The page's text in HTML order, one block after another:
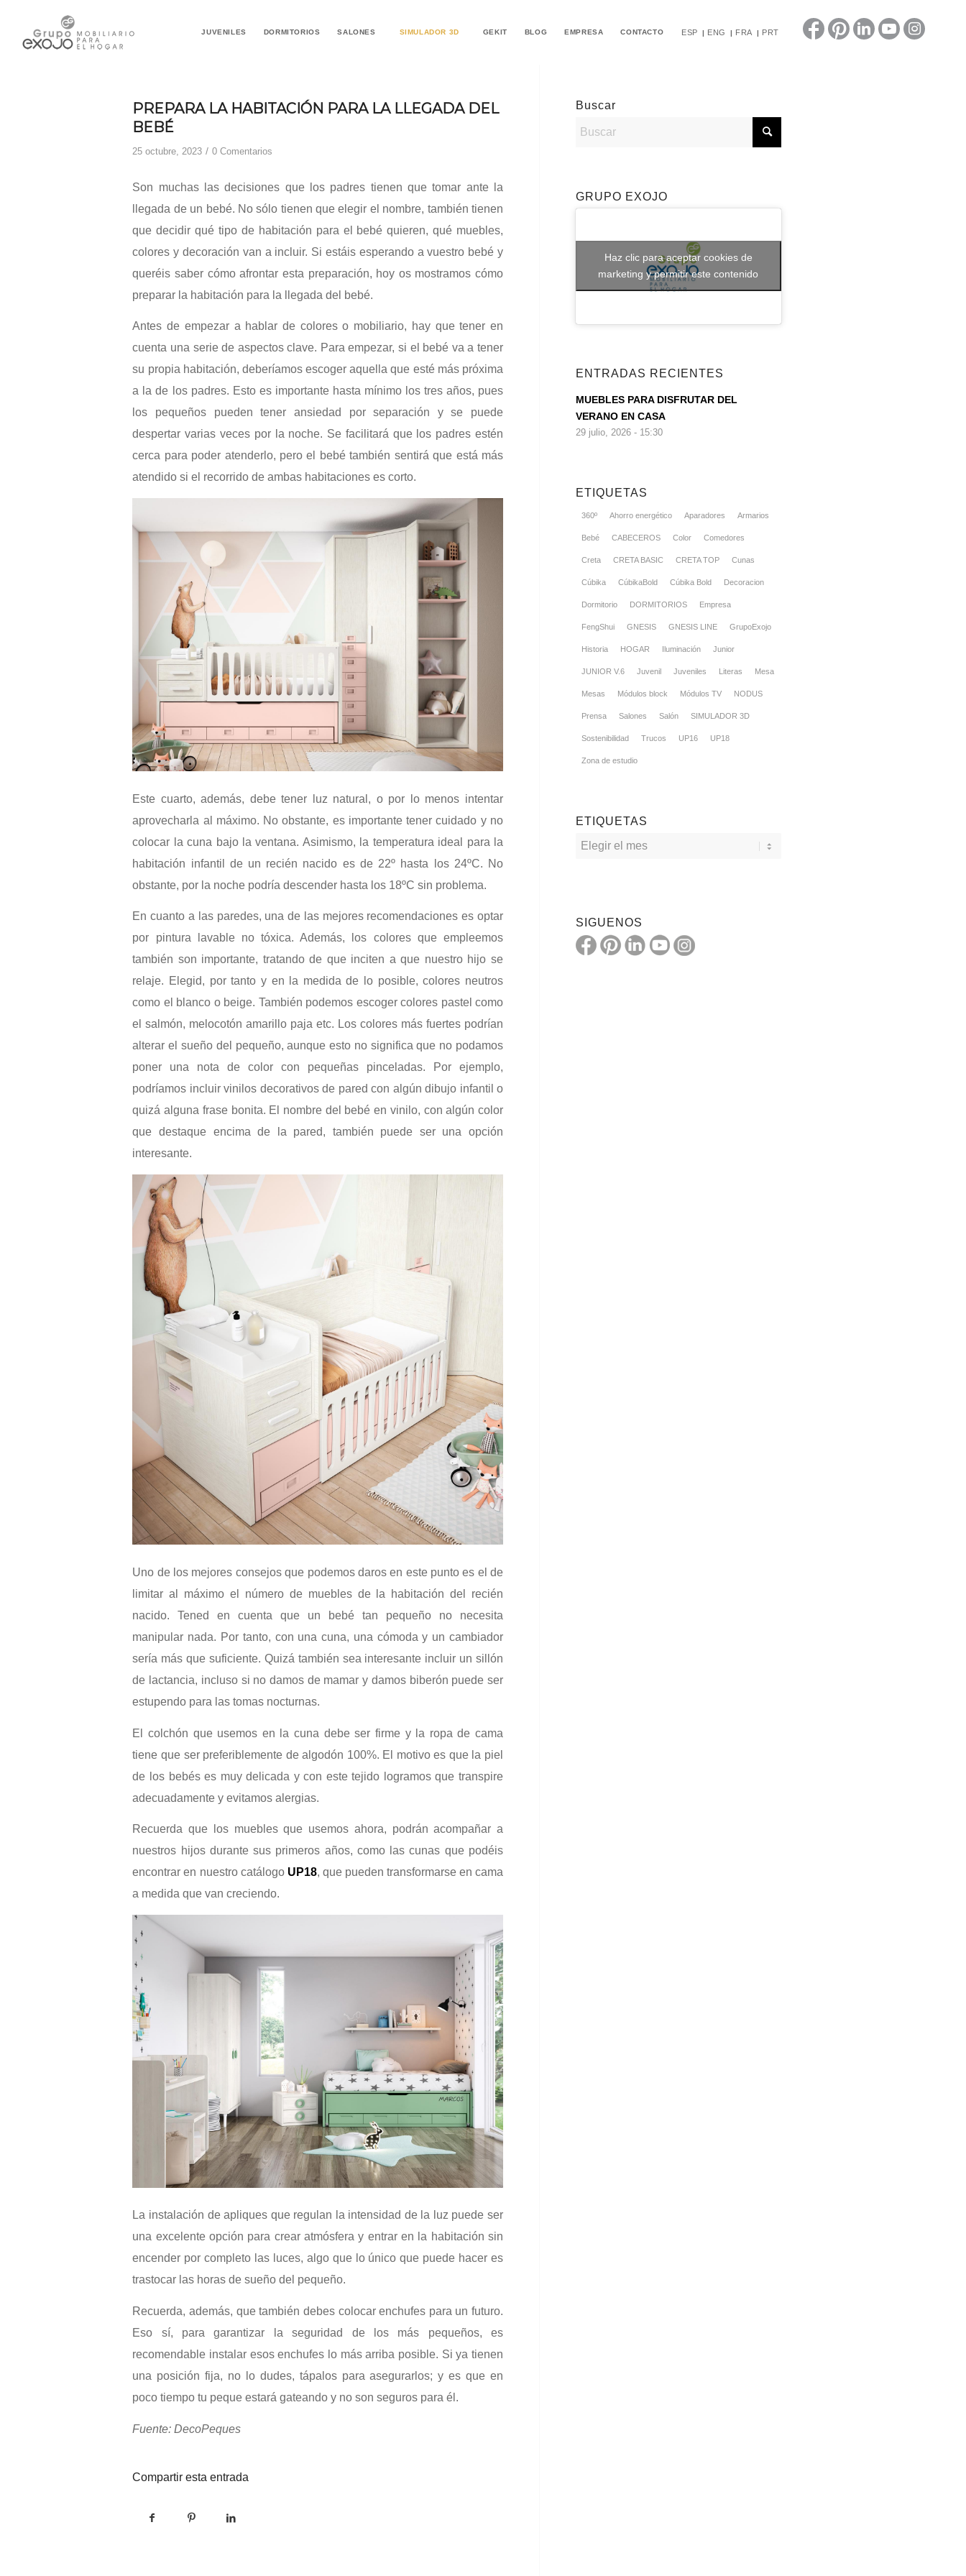
JUVENILES DORMITORIOS SALONES SIMULADOR 3D GEKIT BLOG EMPRESA CONTACTO ESP ENG FRA PRT
PREPARA LA HABITACIÓN PARA LA LLEGADA DEL
BEBÉ
25 octubre, 2023 / 0 Comentarios
Son muchas las decisiones que los padres tienen que tomar ante la
llegada de un bebé. No sólo tienen que elegir el nombre, también tienen
que decidir qué tipo de habitación para el bebé quieren, qué muebles,
colores y decoración van a incluir. Si estáis esperando a vuestro bebé y
queréis saber cómo afrontar esta preparación, hoy os mostramos cómo
preparar la habitación para la llegada del bebé.
Antes de empezar a hablar de colores o mobiliario, hay que tener en
cuenta una serie de aspectos clave. Para empezar, si el bebé va a tener
su propia habitación, deberíamos escoger aquella que esté más próxima
a la de los padres. Esto es importante hasta mínimo los tres años, pues
los pequeños pueden tener ansiedad por separación y se puede
despertar varias veces por la noche. Se facilitará que los padres estén
cerca para poder atenderlo, pero el bebé también sentirá que está más
atendido si el recorrido de ambas habitaciones es corto.
Este cuarto, además, debe tener luz natural, o por lo menos intentar
aprovecharla al máximo. No obstante, es importante tener cuidado y no
colocar la cuna bajo la ventana. Asimismo, la temperatura ideal para la
habitación infantil de un recién nacido es de 22º hasta los 24ºC. No
obstante, por la noche podría descender hasta los 18ºC sin problema.
En cuanto a las paredes, una de las mejores recomendaciones es optar
por pintura lavable no tóxica. Además, los colores que empleemos
también son importante, tratando de que inciten a que nuestro hijo se
relaje. Elegid, por tanto y en la medida de lo posible, colores neutros
como el blanco o beige. También podemos escoger colores pastel como
el salmón, melocotón amarillo paja etc. Los colores más fuertes podrían
alterar el sueño del pequeño, aunque esto no significa que no podamos
poner una nota de color con pequeñas pinceladas. Por ejemplo,
podríamos incluir vinilos decorativos de pared con algún dibujo infantil o
quizá alguna frase bonita. El nombre del bebé en vinilo, con algún color
que destaque encima de la pared, también puede ser una opción
interesante.
Uno de los mejores consejos que podemos daros en este punto es el de
limitar al máximo el número de muebles de la habitación del recién
nacido. Tened en cuenta que un bebé tan pequeño no necesita
manipular nada. Por tanto, con una cuna, una cómoda y un cambiador
sería más que suficiente. Quizá también sea interesante incluir un sillón
de lactancia, incluso si no damos de mamar y damos biberón puede ser
estupendo para las tomas nocturnas.
El colchón que usemos en la cuna debe ser firme y la ropa de cama
tiene que ser preferiblemente de algodón 100%. El motivo es que la piel
de los bebés es muy delicada y con este tejido logramos que transpire
adecuadamente y evitamos alergias.
Recuerda que los muebles que usemos ahora, podrán acompañar a
nuestros hijos durante sus primeros años, como las cunas que podéis
encontrar en nuestro catálogo UP18, que pueden transformarse en cama
a medida que van creciendo.
La instalación de apliques que regulan la intensidad de la luz puede ser
una excelente opción para crear atmósfera y entrar en la habitación sin
encender por completo las luces, algo que lo único que puede hacer es
trastocar las horas de sueño del pequeño.
Recuerda, además, que también debes colocar enchufes para un futuro.
Eso sí, para garantizar la seguridad de los más pequeños, es
recomendable instalar esos enchufes lo más arriba posible. Si ya tienen
una posición fija, no lo dudes, tápalos para asegurarlos; y es que en
poco tiempo tu peque estará gateando y no son seguros para él.
Fuente: DecoPeques
Compartir esta entrada
Buscar
GRUPO EXOJO
Haz clic para aceptar cookies de
marketing y permitir este contenido
ENTRADAS RECIENTES
MUEBLES PARA DISFRUTAR DEL
VERANO EN CASA
29 julio, 2026 - 15:30
ETIQUETAS
360º Ahorro energético Aparadores Armarios
Bebé CABECEROS Color Comedores
Creta CRETA BASIC CRETA TOP Cunas
Cúbika CúbikaBold Cúbika Bold Decoracion
Dormitorio DORMITORIOS Empresa
FengShui GNESIS GNESIS LINE GrupoExojo
Historia HOGAR Iluminación Junior
JUNIOR V.6 Juvenil Juveniles Literas Mesa
Mesas Módulos block Módulos TV NODUS
Prensa Salones Salón SIMULADOR 3D
Sostenibilidad Trucos UP16 UP18
Zona de estudio
ETIQUETAS
SIGUENOS